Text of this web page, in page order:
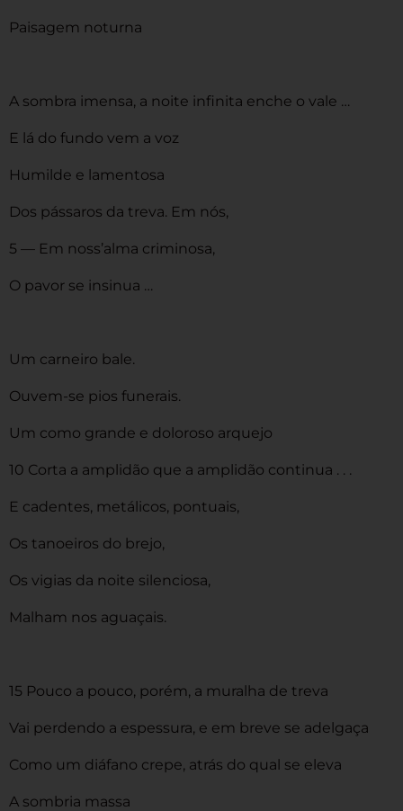
Paisagem noturna
A sombra imensa, a noite infinita enche o vale …
E lá do fundo vem a voz
Humilde e lamentosa
Dos pássaros da treva. Em nós,
5 — Em noss’alma criminosa,
O pavor se insinua …
Um carneiro bale.
Ouvem-se pios funerais.
Um como grande e doloroso arquejo
10 Corta a amplidão que a amplidão continua . . .
E cadentes, metálicos, pontuais,
Os tanoeiros do brejo,
Os vigias da noite silenciosa,
Malham nos aguaçais.
15 Pouco a pouco, porém, a muralha de treva
Vai perdendo a espessura, e em breve se adelgaça
Como um diáfano crepe, atrás do qual se eleva
A sombria massa